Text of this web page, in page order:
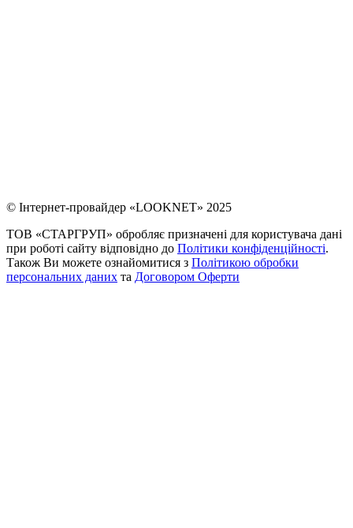
© Інтернет-провайдер «LOOKNET» 2025
ТОВ «СТАРГРУП» обробляє призначені для користувача дані
при роботі сайту відповідно до Політики конфіденційності.
Також Ви можете ознайомитися з Політикою обробки
персональних даних та Договором Оферти